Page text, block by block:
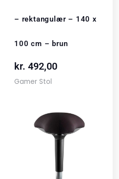
– rektangulær – 140 x
100 cm – brun
kr. 492,00
Gamer Stol